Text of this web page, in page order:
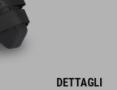
DETTAGLI